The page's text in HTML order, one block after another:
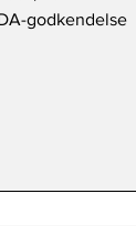
godkendelse